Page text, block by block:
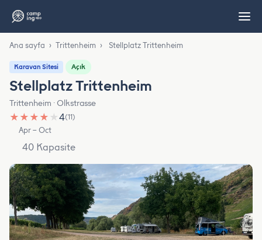
Ana sayfa › Trittenheim › Stellplatz Trittenheim
Karavan Sitesi Açık
Stellplatz Trittenheim
Trittenheim · Olkstrasse
★ ★ ★ ★ ★4(11)
Apr – Oct
40 Kapasite